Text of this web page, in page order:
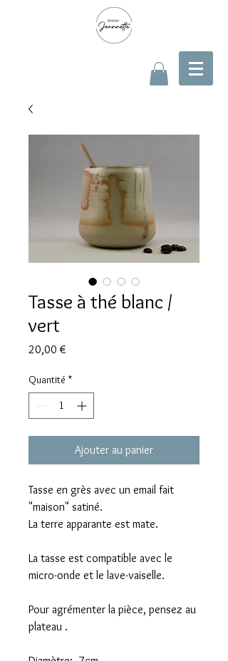
Tasse à thé blanc /
vert
20,00 €
Quantité *
Ajouter au panier
Tasse en grès avec un email fait
"maison" satiné.
La terre apparante est mate.
La tasse est compatible avec le
micro-onde et le lave-vaiselle.
Pour agrémenter la pièce, pensez au
plateau .